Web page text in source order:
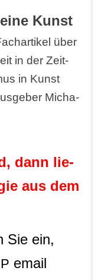
Kunst
über
in der Zeit­
in Kunst
Micha­
dann lie­
aus dem
Sie ein,
email